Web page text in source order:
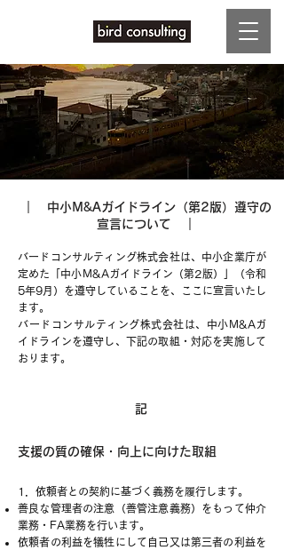
｜ 中小M&Aガイドライン（第2版）遵守の
宣言について ｜
バードコンサルティング株式会社は、中小企業庁が
定めた「中小M&Aガイドライン（第2版）」（令和
5年9月）を遵守していることを、ここに宣言いたし
ます。
バードコンサルティング株式会社は、中小M&Aガ
イドラインを遵守し、下記の取組・対応を実施して
おります。
記
支援の質の確保・向上に向けた取組
1．依頼者との契約に基づく義務を履行します。
善良な管理者の注意（善管注意義務）をもって仲介
業務・FA業務を行います。
依頼者の利益を犠牲にして自己又は第三者の利益を